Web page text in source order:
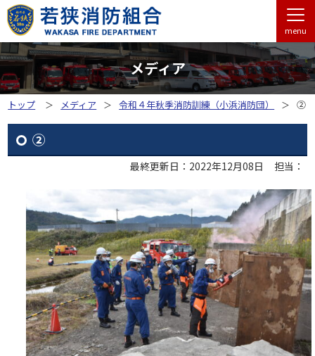
menu
メディア
トップ メディア 令和４年秋季消防訓練（小浜消防団） ②
②
最終更新日：2022年12月08日 担当：